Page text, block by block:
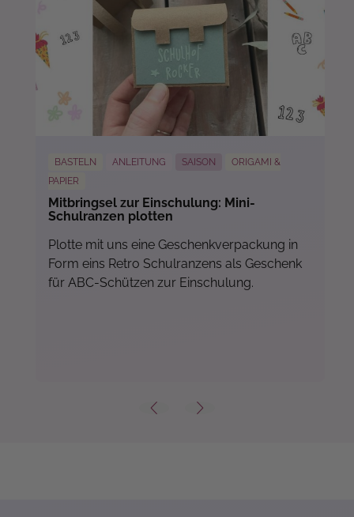
BASTELN ANLEITUNG SAISON
ORIGAMI &
PAPIER
Mitbringsel zur Einschulung: Mini-
Schulranzen plotten
Plotte mit uns eine Geschenkverpackung in
Form eins Retro Schulranzens als Geschenk
für ABC-Schützen zur Einschulung.